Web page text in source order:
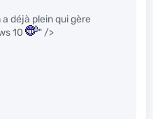
déjà plein qui gère
10
" />